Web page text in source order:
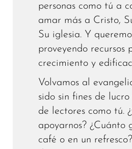
personas como tú a
amar más a Cristo,
Su iglesia. Y
proveyendo recursos
crecimiento y
Volvamos al
sido sin fines de
de lectores como tú.
apoyarnos? ¿Cuánto
café o en un